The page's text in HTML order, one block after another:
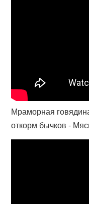
Мраморная
откорм бычков -